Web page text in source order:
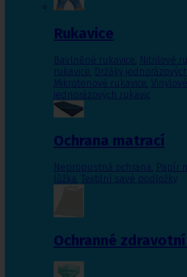
Rukavice
Bavlněné rukavice, Nitrilové
rukavice, Držáky
Mikrotenové rukavice,
jednorázových rukavic
Ochrana matrací
Nepropustná ochrana, Papír
lůžka, Textilní savé podložky
Ochranné